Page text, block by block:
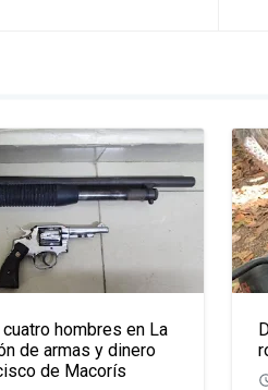
hombres en La
de armas y dinero
de Macorís